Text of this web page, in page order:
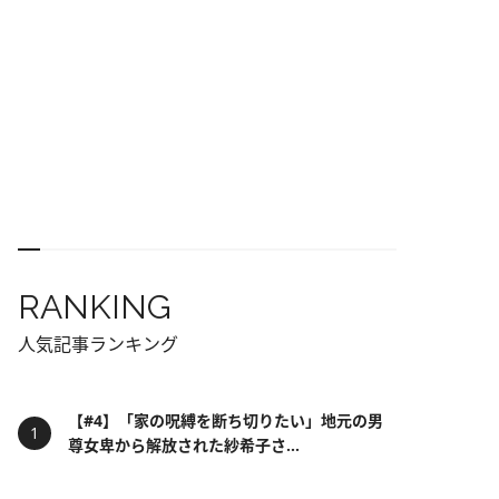
RANKING
人気記事ランキング
【#4】「家の呪縛を断ち切りたい」地元の男
尊女卑から解放された紗希子さ...